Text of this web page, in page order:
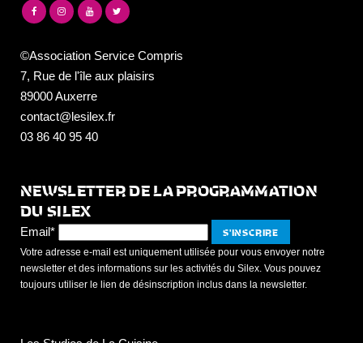
©Association Service Compris
7, Rue de l'île aux plaisirs
89000 Auxerre
contact@lesilex.fr
03 86 40 95 40
NEWSLETTER DE LA PROGRAMMATION
DU SILEX
Email*
Votre adresse e-mail est uniquement utilisée pour vous envoyer notre
newsletter et des informations sur les activités du Silex. Vous pouvez
toujours utiliser le lien de désinscription inclus dans la newsletter.